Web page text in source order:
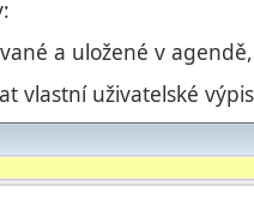
a uložené v
vlastní uživatelské